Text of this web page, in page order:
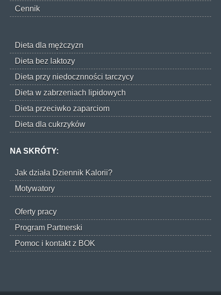
Cennik
Dieta dla mężczyzn
Dieta bez laktozy
Dieta przy niedocznności tarczycy
Dieta w zabrzeniach lipidowych
Dieta przeciwko zaparciom
Dieta dla cukrzyków
NA SKRÓTY:
Jak działa Dziennik Kalorii?
Motywatory
Oferty pracy
Program Partnerski
Pomoc i kontakt z BOK